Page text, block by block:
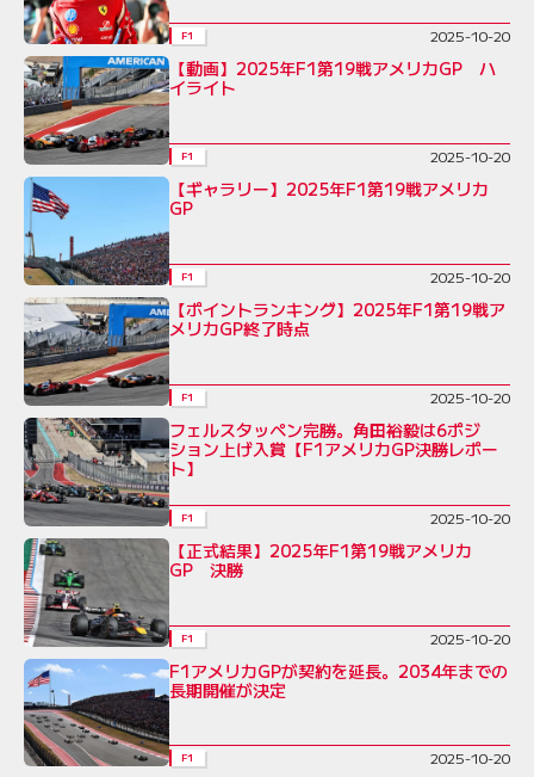
F1 2025-10-20
【動画】2025年F1第19戦アメリカGP ハ
イライト
F1 2025-10-20
【ギャラリー】2025年F1第19戦アメリカ
GP
F1 2025-10-20
【ポイントランキング】2025年F1第19戦ア
メリカGP終了時点
F1 2025-10-20
フェルスタッペン完勝。角田裕毅は6ポジ
ション上げ入賞【F1アメリカGP決勝レポー
ト】
F1 2025-10-20
【正式結果】2025年F1第19戦アメリカ
GP 決勝
F1 2025-10-20
F1アメリカGPが契約を延長。2034年までの
長期開催が決定
F1 2025-10-20